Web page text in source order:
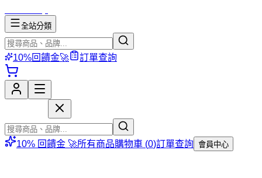
全站分類
10%回饋金🚀 訂單查詢
10% 回饋金 🚀所有商品購物車 (0)訂單查詢 會員中心